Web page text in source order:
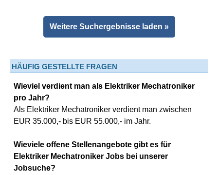
Weitere Suchergebnisse laden »
HÄUFIG GESTELLTE FRAGEN
Wieviel verdient man als Elektriker Mechatroniker
pro Jahr?
Als Elektriker Mechatroniker verdient man zwischen
EUR 35.000,- bis EUR 55.000,- im Jahr.
Wieviele offene Stellenangebote gibt es für
Elektriker Mechatroniker Jobs bei unserer
Jobsuche?